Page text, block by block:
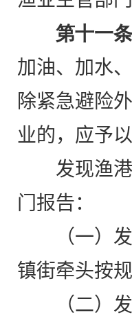
第十一条
加油、加水
除紧急避险
业的，应予以
发现渔
门报告：
（一）
镇街牵头按规
（二）